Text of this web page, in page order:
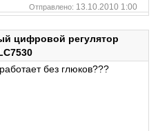
Отправлено: 13.10.2010 1:00
цифровой регулятор
без глюков???